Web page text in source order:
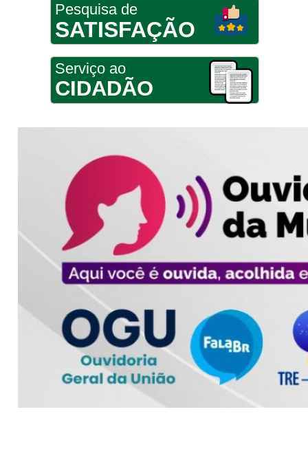
Pesquisa de
SATISFAÇÃO
Serviço ao
CIDADÃO